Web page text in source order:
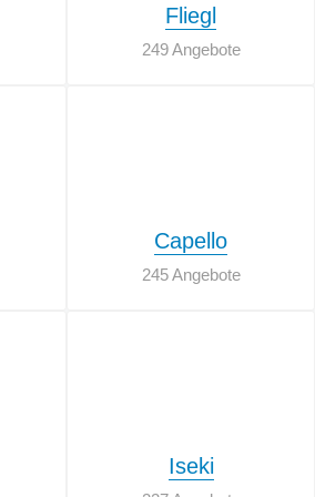
Fliegl
249 Angebote
Capello
245 Angebote
Iseki